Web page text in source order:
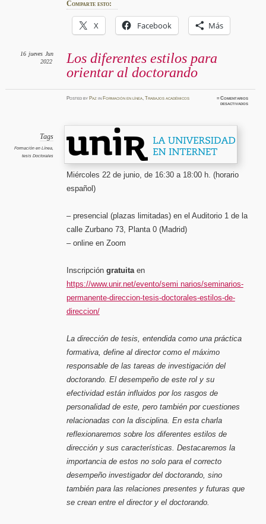
Comparte esto:
X Facebook Más
Los diferentes estilos para
orientar al doctorando
16 jueves Jun
2022
Postedby Paz in Formación en línea,Trabajos académicos ≈Comentarios
desactivadosen
Tags
Formación en Línea,
tesis Doctorales
Miércoles 22 de junio, de 16:30 a 18:00 h. (horario
español)
– presencial (plazas limitadas) en el Auditorio 1 de la
calle Zurbano 73, Planta 0 (Madrid)
– online en Zoom
Inscripción gratuita en
https://www.unir.net/evento/semi narios/seminarios-
permanente-direccion-tesis-doctorales-estilos-de-
direccion/
La dirección de tesis, entendida como una práctica
formativa, define al director como el máximo
responsable de las tareas de investigación del
doctorando. El desempeño de este rol y su
efectividad están influidos por los rasgos de
personalidad de este, pero también por cuestiones
relacionadas con la disciplina. En esta charla
reflexionaremos sobre los diferentes estilos de
dirección y sus características. Destacaremos la
importancia de estos no solo para el correcto
desempeño investigador del doctorando, sino
también para las relaciones presentes y futuras que
se crean entre el director y el doctorando.